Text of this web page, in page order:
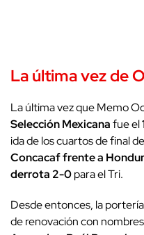
La última vez de
La última vez que Memo
Selección Mexicanafue el
ida de los cuartos de final
Concacaf frente a
derrota 2-0para el Tri.
Desde entonces, la
de renovación con